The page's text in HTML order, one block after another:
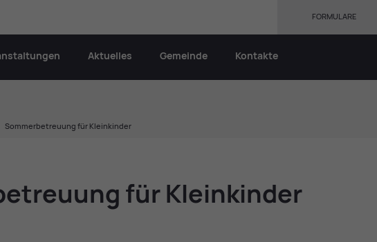
Aktuelles Gemeinde Kontakte
FORMULARE
Sommerbetreuung für Kleinkinder
für Klein­kin­der